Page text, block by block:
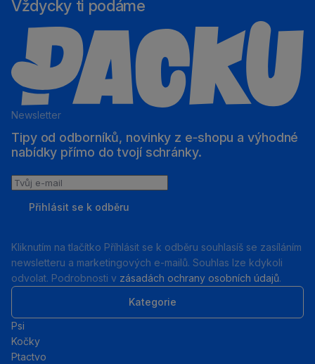
Vždycky ti podáme
Newsletter
Tipy od odborníků, novinky z e‑shopu a výhodné
nabídky přímo do tvojí schránky.
Tvůj
Přihlásit se k odběru
Kliknutím na tlačítko Příhlásit se k odběru souhlasíš se zasíláním
newsletteru a marketingových e-mailů. Souhlas lze kdykoli
odvolat. Podrobnosti v zásadách ochrany osobních údajů.
Kategorie
Psi
Kočky
Ptactvo